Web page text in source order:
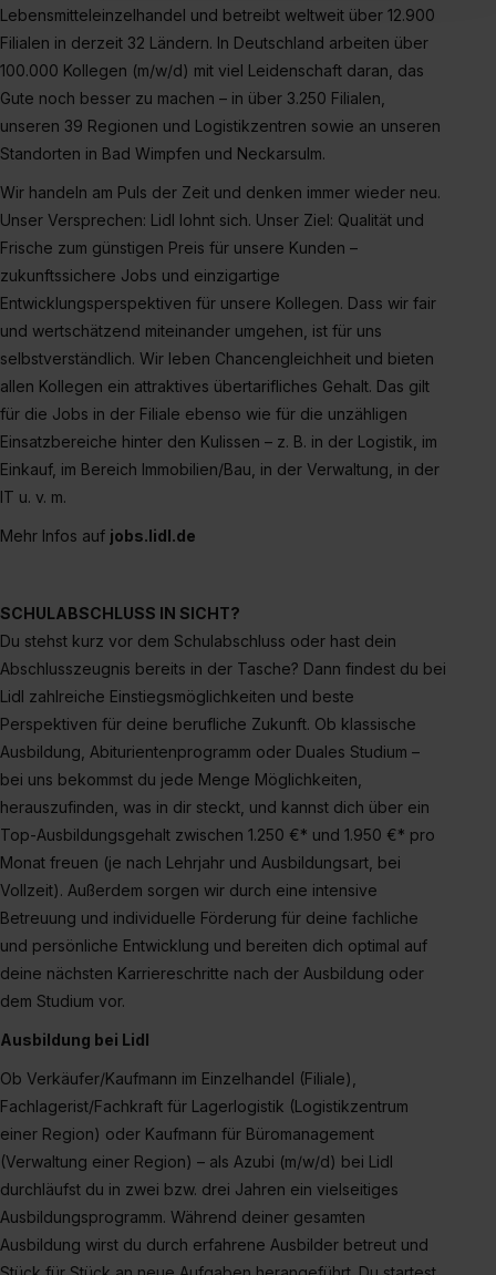
Inhalte (z.B. Videos oder Posts) angezeigt und hierfür
erforderliche personenbezogene Daten an Social Media
Dienste, ggfs. mit Sitz in den USA, übermittelt werden.
Eine Erlaubnis hierfür kannst du auch später noch im
Einzelfall bei dem jeweiligen Inhalt erteilen. Willst du nur
bestimmte Verwendungszwecke zulassen, triff deine
Auswahl über die Checkboxen und klick auf „Auswahl
erlauben“. Die Einwilligung zur Platzierung von Cookies
Media und Marketing“ umfasst hierbei die Einwilligung
zur Übermittlung deiner Daten in die USA (Art. 49 Abs. 1
S. 1 lit. a) DS-GVO). Die USA verfügen über kein
angemessenes Datenschutzniveau (EuGH – Schrems
II). Du kannst die von dir erteilte Einwilligung jederzeit mit
Wirkung für die Zukunft ganz oder teilweise über unsere
Datenschutzerklärung unter dem Punkt „Datenschutz-
Einstellungen“ widerrufen. Weitere Informationen zu den
einzelnen Cookies findest du durch Klick auf „Details
zeigen“. Weitere Informationen:
Impressum .
Lebensmitteleinzelhandel und betreibt weltweit über 12.900
Filialen in derzeit 32 Ländern. In Deutschland arbeiten über
100.000 Kollegen (m/w/d) mit viel Leidenschaft daran, das
Gute noch besser zu machen ­– in über 3.250 Filialen,
unseren 39 Regionen und Logistikzentren sowie an unseren
Standorten in Bad Wimpfen und Neckarsulm.
Wir handeln am Puls der Zeit und denken immer wieder neu.
Unser Versprechen: Lidl lohnt sich. Unser Ziel: Qualität und
Frische zum günstigen Preis für unsere Kunden –
zukunftssichere Jobs und einzigartige
Entwicklungsperspektiven für unsere Kollegen. Dass wir fair
und wertschätzend miteinander umgehen, ist für uns
selbstverständlich. Wir leben Chancengleichheit und bieten
allen Kollegen ein attraktives übertarifliches Gehalt. Das gilt
für die Jobs in der Filiale ebenso wie für die unzähligen
Einsatzbereiche hinter den Kulissen – z. B. in der Logistik, im
Einkauf, im Bereich Immobilien/Bau, in der Verwaltung, in der
IT u. v. m.
Mehr Infos auf jobs.lidl.de
SCHULABSCHLUSS IN SICHT?
Du stehst kurz vor dem Schulabschluss oder hast dein
Abschlusszeugnis bereits in der Tasche? Dann findest du bei
Lidl zahlreiche Einstiegsmöglichkeiten und beste
Perspektiven für deine berufliche Zukunft. Ob klassische
Ausbildung, Abiturientenprogramm oder Duales Studium –
bei uns bekommst du jede Menge Möglichkeiten,
herauszufinden, was in dir steckt, und kannst dich über ein
Top-Ausbildungsgehalt zwischen 1.250 €* und 1.950 €* pro
Monat freuen (je nach Lehrjahr und Ausbildungsart, bei
Vollzeit). Außerdem sorgen wir durch eine intensive
Betreuung und individuelle Förderung für deine fachliche
und persönliche Entwicklung und bereiten dich optimal auf
deine nächsten Karriereschritte nach der Ausbildung oder
dem Studium vor.
Ausbildung bei Lidl
Ob Verkäufer/Kaufmann im Einzelhandel (Filiale),
Fachlagerist/Fachkraft für Lagerlogistik (Logistikzentrum
einer Region) oder Kaufmann für Büromanagement
(Verwaltung einer Region) – als Azubi (m/w/d) bei Lidl
durchläufst du in zwei bzw. drei Jahren ein vielseitiges
Ausbildungsprogramm. Während deiner gesamten
Ausbildung wirst du durch erfahrene Ausbilder betreut und